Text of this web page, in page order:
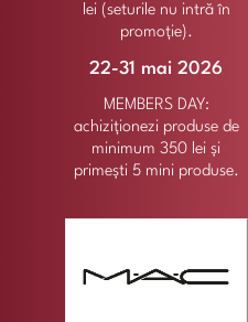
lei (seturile nu intră în
promoție).
22-31 mai 2026
MEMBERS DAY:
achiziționezi produse de
minimum 350 lei și
primești 5 mini produse.